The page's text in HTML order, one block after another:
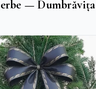
— Dumbrăvița